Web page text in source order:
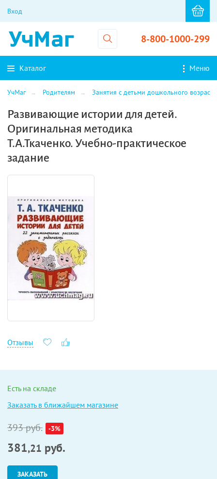
Вход
8-800-1000-299
Каталог Меню
УчМаг Родителям Занятия с детьми дошкольного возраста
Развивающие истории для детей.
Оригинальная методика
Т.А.Ткаченко. Учебно-практическое
задание
Отзывы
Есть на складе
Заказать в ближайшем магазине
393 руб. -3%
381,21 руб.
ЗАКАЗАТЬ